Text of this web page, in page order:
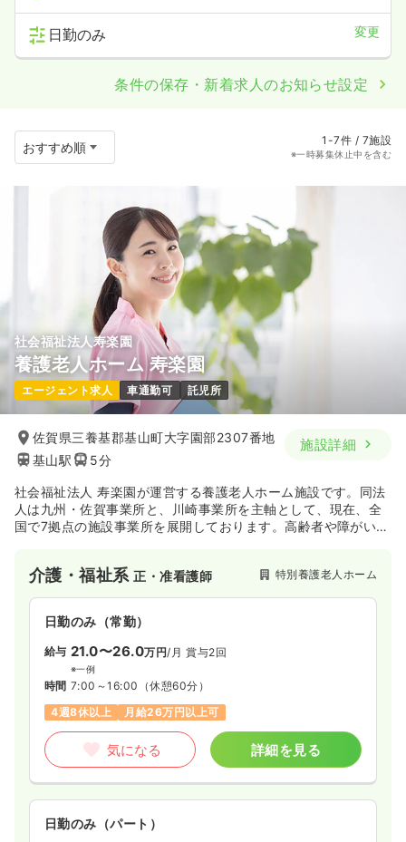
日勤のみ 変更
条件の保存・新着求人のお知らせ設定
1-7件 / 7施設
※一時募集休止中を含む
社会福祉法人寿楽園
養護老人ホーム 寿楽園
エージェント求人 車通勤可 託児所
佐賀県三養基郡基山町大字園部2307番地
基山駅
5分
施設詳細
社会福祉法人 寿楽園が運営する養護老人ホーム施設です。同法
人は九州・佐賀事業所と、川崎事業所を主軸として、現在、全
国で7拠点の施設事業所を展開しております。高齢者や障がい者
ています。
介護・福祉系正・准看護師 特別養護老人ホーム
日勤のみ（常勤）
給与 21.0〜26.0万円/月 賞与2回
※一例
時間 7:00～16:00 （休憩60分）
4週8休以上
月給26万円以上可
気になる 詳細を見る
日勤のみ（パート）